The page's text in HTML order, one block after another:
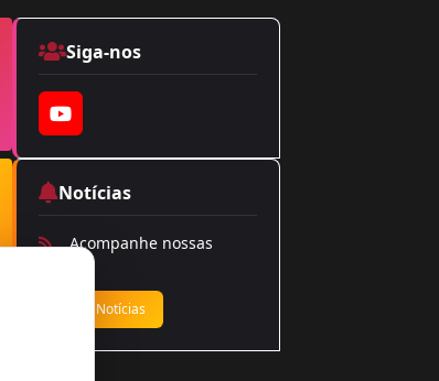
Siga-nos
YouTube
Notícias
Acompanhe nossas
notícias
Ver Notícias